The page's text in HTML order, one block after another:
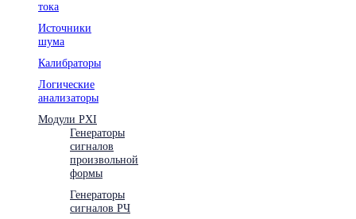
тока
Источники
шума
Калибраторы
Логические
анализаторы
Модули PXI
Генераторы
сигналов
произвольной
формы
Генераторы
сигналов РЧ